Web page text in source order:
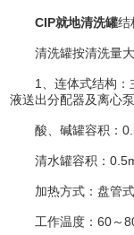
CIP就地清洗罐结
清洗罐按清洗量大
1、连体式结构：
液送出分配器及离心泵
酸、碱罐容积：
清水罐容积：
加热方式：盘管式
工作温度：60～